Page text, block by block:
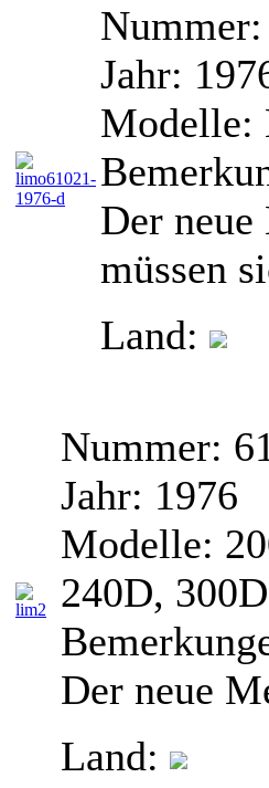
Nummer:
Jahr:
Modelle:
Der neue
müssen
Land:
Nummer:
Jahr: 1976
Modelle:
240D, 300D
Der neue
Land: